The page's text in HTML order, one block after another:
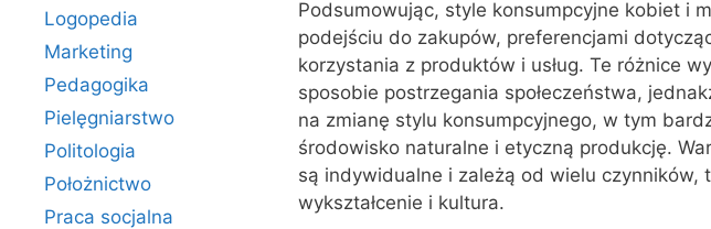
Podsumowując, style konsumpcyjne kobiet i
podejściu do zakupów, preferencjami
korzystania z produktów i usług. Te różnice
sposobie postrzegania społeczeństwa,
na zmianę stylu konsumpcyjnego, w tym
środowisko naturalne i etyczną produkcję.
są indywidualne i zależą od wielu czynników,
wykształcenie i kultura.
Logopedia
Marketing
Pedagogika
Pielęgniarstwo
Politologia
Położnictwo
Praca socjalna